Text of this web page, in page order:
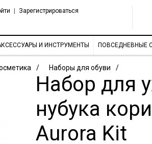
Зарегистрироваться
И ИНСТРУМЕНТЫ ПОВСЕДНЕВНЫЕ
Наборы для обуви
Набор для
нубука
Aurora Kit